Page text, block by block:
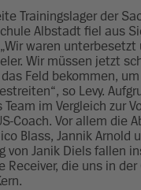
Trainingslager der
Albstadt fiel aus
waren unterbesetzt
Wir müssen jetzt
Feld bekommen,
so Levy.
im Vergleich zur
Coach. Vor allem die
Blass, Jannik Arnold
von Janik Diels fallen
Receiver, die uns in der